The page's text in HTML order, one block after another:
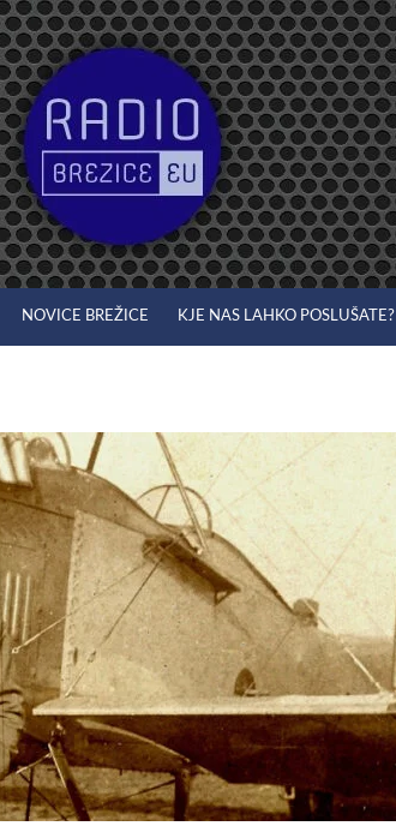
NOVICE BREŽICE KJE NAS LAHKO POSLUŠATE?